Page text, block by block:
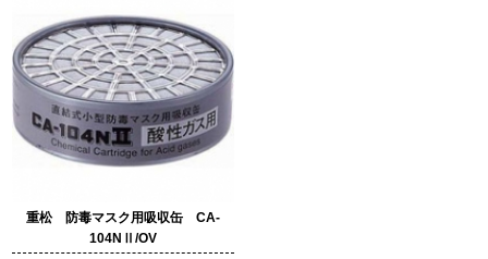
重松 防毒マスク用吸収缶 CA-
104NⅡ/OV